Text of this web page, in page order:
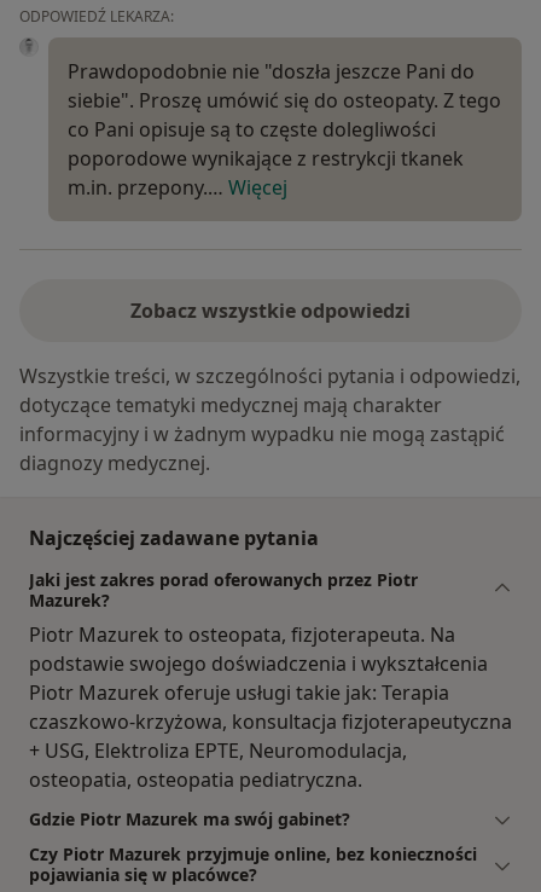
ODPOWIEDŹ LEKARZA:
Prawdopodobnie nie "doszła jeszcze Pani do
siebie". Proszę umówić się do osteopaty. Z tego
co Pani opisuje są to częste dolegliwości
poporodowe wynikające z restrykcji tkanek
m.in. przepony.… Więcej
Zobacz wszystkie odpowiedzi
Wszystkie treści, w szczególności pytania i odpowiedzi,
dotyczące tematyki medycznej mają charakter
informacyjny i w żadnym wypadku nie mogą zastąpić
diagnozy medycznej.
Najczęściej zadawane pytania
Jaki jest zakres porad oferowanych przez Piotr
Mazurek?
Piotr Mazurek to osteopata, fizjoterapeuta. Na
podstawie swojego doświadczenia i wykształcenia
Piotr Mazurek oferuje usługi takie jak: Terapia
czaszkowo-krzyżowa, konsultacja fizjoterapeutyczna
+ USG, Elektroliza EPTE, Neuromodulacja,
osteopatia, osteopatia pediatryczna.
Gdzie Piotr Mazurek ma swój gabinet?
Czy Piotr Mazurek przyjmuje online, bez konieczności
pojawiania się w placówce?